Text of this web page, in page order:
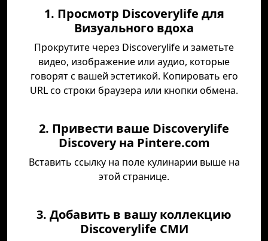
1. Просмотр Discoverylife для
Визуального вдоха
Прокрутите через Discoverylife и заметьте
видео, изображение или аудио, которые
говорят с вашей эстетикой. Копировать его
URL со строки браузера или кнопки обмена.
2. Привести ваше Discoverylife
Discovery на Pintere.com
Вставить ссылку на поле кулинарии выше на
этой странице.
3. Добавить в вашу коллекцию
Discoverylife СМИ